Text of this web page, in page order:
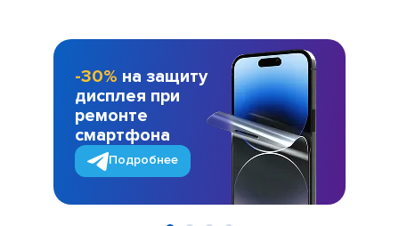
-30% на защиту
дисплея при
ремонте
смартфона
Подробнее